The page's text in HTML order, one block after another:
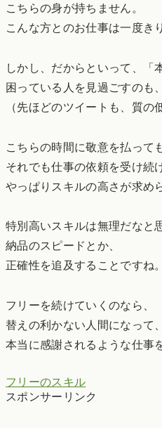
こちらの身が持ちません。
こんな方とのお仕事は一度き
しかし、だからといって、「
困っている人を見過ごすのも
（先ほどのツイートも、質
こちらの時間に敬意を払って
それでも仕事の依頼を受け続
やっぱりスキルの高さが求め
特別高いスキルは無理だなと
納品のスピードとか、
正確性を追及することですね。
フリーを続けていくのなら、
替えの利かない人間になって、
本当に感謝されるような仕事
フリーのスキル
スポンサーリンク